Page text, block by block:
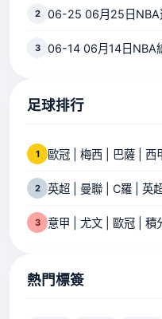
2 06-25 06月25日NBA
3 06-14 06月14日NBA
足球排行
1 歐冠 | 梅西 | 巴薩 | 西
2 英超 | 曼聯 | C羅 | 英
3 意甲 | 尤文 | 歐冠 | 積
熱門標簽